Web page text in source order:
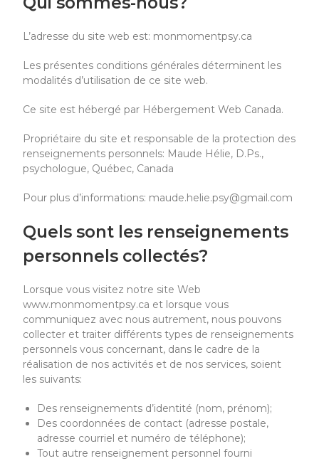
L’adresse du site web est: monmomentpsy.ca
Les présentes conditions générales déterminent les
modalités d’utilisation de ce site web.
Ce site est hébergé par Hébergement Web Canada.
Propriétaire du site et responsable de la protection des
renseignements personnels: Maude Hélie, D.Ps.,
psychologue, Québec, Canada
Pour plus d’informations: maude.helie.psy@gmail.com
Quels sont les renseignements
personnels collectés?
Lorsque vous visitez notre site Web
www.monmomentpsy.ca et lorsque vous
communiquez avec nous autrement, nous pouvons
collecter et traiter différents types de renseignements
personnels vous concernant, dans le cadre de la
réalisation de nos activités et de nos services, soient
les suivants:
Des renseignements d’identité (nom, prénom);
Des coordonnées de contact (adresse postale,
adresse courriel et numéro de téléphone);
Tout autre renseignement personnel fourni